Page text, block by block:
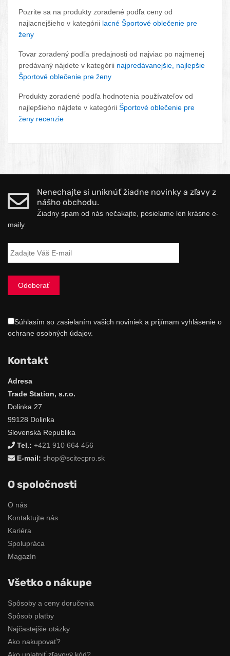
Pozrite sa na produkty zoradené podľa ceny od
najlacnejšieho v kategórii lacné Športové oblečenie pre
ženy
Tovar zoradený podľa predajnosti od najviac po najmenej
predávaný nájdete v kategórii najpredávanejšie, najlepšie
Športové oblečenie pre ženy
Produkty zoradené podľa hodnotenia používateľov od
najlepšieho nájdete v kategórii Športové oblečenie pre
ženy recenzie
Nenechajte si uniknúť žiadne novinky a zľavy z
nášho obchodu.
Žiadny spam od nás nečakajte, posielame len krásne e-
maily.
Súhlasím so zasielaním vašich noviniek a prijímam vyhlásenie o
ochrane osobných údajov.
Kontakt
Adresa
Trade Station, s.r.o.
Dolinka 27
99128 Dolinka
Slovenská Republika
Tel.: +421 910 664 456
E-mail: shop@scitecpro.sk
O spoločnosti
O nás
Kontaktujte nás
Kariéra
Spolupráca
Magazín
Všetko o nákupe
Spôsoby a ceny doručenia
Spôsob platby
Najčastejšie otázky
Ako nakupovať?